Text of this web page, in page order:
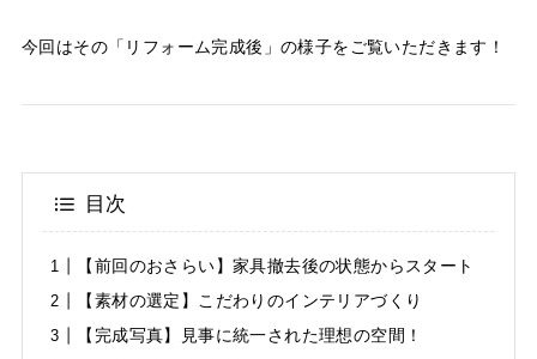
今回はその「リフォーム完成後」の様子をご覧いただきます！
目次
【前回のおさらい】家具撤去後の状態からスタート
【素材の選定】こだわりのインテリアづくり
【完成写真】見事に統一された理想の空間！